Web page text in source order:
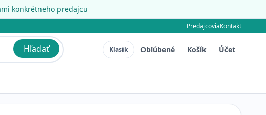
konkrétneho predajcu
PredajcoviaKontakt
Hľadať Klasik Obľúbené Košík Účet